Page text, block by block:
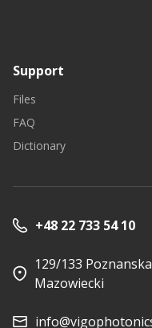
Support
Files
FAQ
Dictionary
+48 22 733 54 10
129/133
Mazowiecki